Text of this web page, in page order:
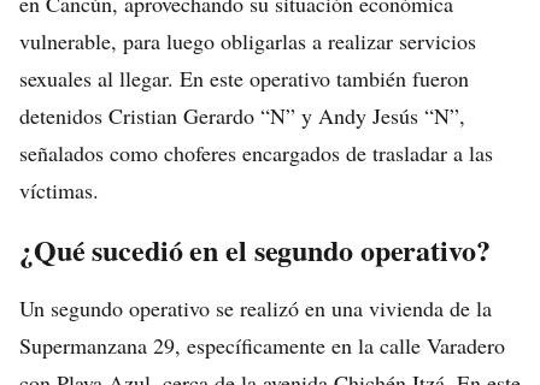
vulnerable, para luego obligarlas a realizar servicios
sexuales al llegar. En este operativo también fueron
detenidos Cristian Gerardo “N” y Andy Jesús “N”,
señalados como choferes encargados de trasladar a las
víctimas.
¿Qué sucedió en el segundo operativo?
Un segundo operativo se realizó en una vivienda de la
Supermanzana 29, específicamente en la calle Varadero